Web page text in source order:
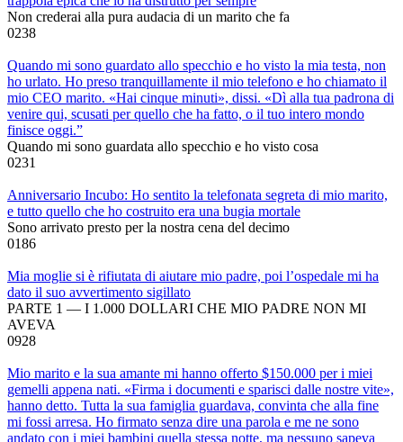
Non crederai alla pura audacia di un marito che fa
0238
Quando mi sono guardato allo specchio e ho visto la mia testa, non
ho urlato. Ho preso tranquillamente il mio telefono e ho chiamato il
mio CEO marito. «Hai cinque minuti», dissi. «Dì alla tua padrona di
venire qui, scusati per quello che ha fatto, o il tuo intero mondo
finisce oggi.”
Quando mi sono guardata allo specchio e ho visto cosa
0231
Anniversario Incubo: Ho sentito la telefonata segreta di mio marito,
e tutto quello che ho costruito era una bugia mortale
Sono arrivato presto per la nostra cena del decimo
0186
Mia moglie si è rifiutata di aiutare mio padre, poi l’ospedale mi ha
dato il suo avvertimento sigillato
PARTE 1 — I 1.000 DOLLARI CHE MIO PADRE NON MI
AVEVA
0928
Mio marito e la sua amante mi hanno offerto $150.000 per i miei
gemelli appena nati. «Firma i documenti e sparisci dalle nostre vite»,
hanno detto. Tutta la sua famiglia guardava, convinta che alla fine
mi fossi arresa. Ho firmato senza dire una parola e me ne sono
andato con i miei bambini quella stessa notte, ma nessuno sapeva